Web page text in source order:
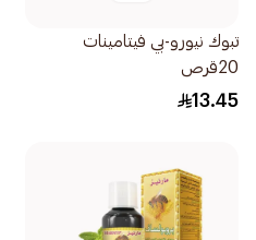
تبوك نيورو-بي فيتامينات
20قرص
13.45